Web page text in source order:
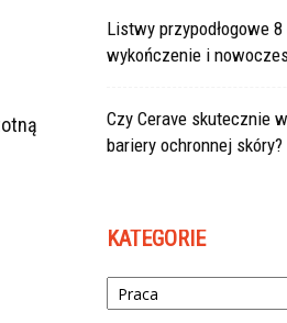
Listwy przypodłogowe
wykończenie i
Czy Cerave skutecznie
bariery ochronnej skóry?
KATEGORIE
Kategorie